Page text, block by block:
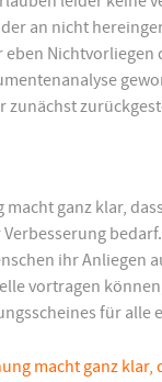
an nicht
ganz klar,
ihr Anliegen
vortragen
für
macht ganz